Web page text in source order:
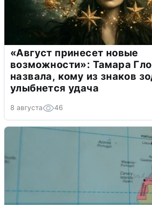
«Август принесет новые
возможности»: Тамара
назвала, кому из знаков
улыбнется удача
8 августа 46